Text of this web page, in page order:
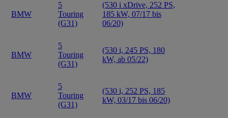
BMW
5
Touring
(G31)
(530 i xDrive, 252 PS,
185 kW, 07/17 bis
06/20)
BMW
5
Touring
(G31)
(530 i, 245 PS, 180
kW, ab 05/22)
BMW
5
Touring
(G31)
(530 i, 252 PS, 185
kW, 03/17 bis 06/20)